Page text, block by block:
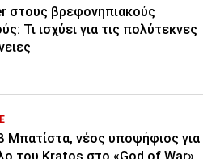
στους βρεφονηπιακούς
Τι ισχύει για τις πολύτεκνες
Μπατίστα, νέος υποψήφιος για